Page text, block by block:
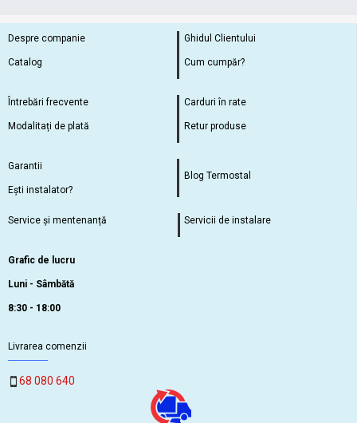
Despre companie
Catalog
Ghidul Clientului
Cum cumpăr?
Întrebări frecvente
Modalitați de plată
Carduri în rate
Retur produse
Garantii
Ești instalator?
Blog Termostal
Service și mentenanță Servicii de instalare
Grafic de lucru
Luni - Sâmbătă
8:30 - 18:00
Livrarea comenzii
68 080 640